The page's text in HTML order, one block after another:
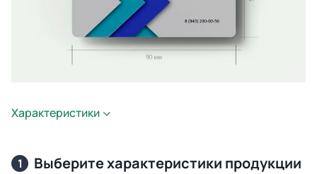
Характеристики
1 Выберите характеристики продукции